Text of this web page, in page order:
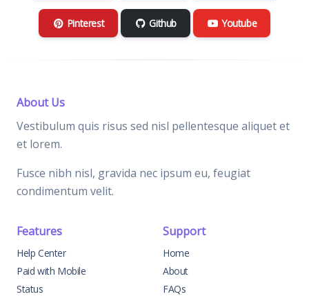
Pinterest Github Youtube
About Us
Vestibulum quis risus sed nisl pellentesque aliquet et
et lorem.
Fusce nibh nisl, gravida nec ipsum eu, feugiat
condimentum velit.
Features
Help Center
Paid with Mobile
Status
Support
Home
About
FAQs